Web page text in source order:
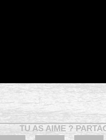
TU AS AIME ?